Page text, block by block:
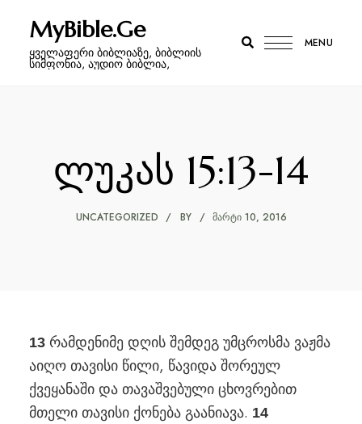
MyBible.Ge
ყველაფერი ბიბლიაზე, ბიბლიის
სიმფონია, აუდიო ბიბლია,
MENU
ლუკას 15:13-14
UNCATEGORIZED BY ᲛᲐᲠᲢᲘ 10, 2016
13 რამდენიმე დღის შემდეგ უმცროსმა ვაჟმა
აიღო თავისი წილი, წავიდა შორეულ
ქვეყანაში და თავაშვებული ცხოვრებით
მთელი თავისი ქონება გაანიავა. 14